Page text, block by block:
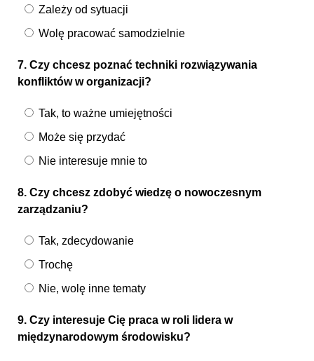
Zależy od sytuacji
Wolę pracować samodzielnie
7. Czy chcesz poznać techniki rozwiązywania
konfliktów w organizacji?
Tak, to ważne umiejętności
Może się przydać
Nie interesuje mnie to
8. Czy chcesz zdobyć wiedzę o nowoczesnym
zarządzaniu?
Tak, zdecydowanie
Trochę
Nie, wolę inne tematy
9. Czy interesuje Cię praca w roli lidera w
międzynarodowym środowisku?